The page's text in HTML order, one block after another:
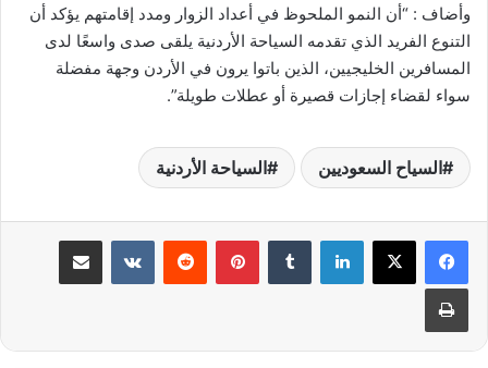
وأضاف : “أن النمو الملحوظ في أعداد الزوار ومدد إقامتهم يؤكد أن
التنوع الفريد الذي تقدمه السياحة الأردنية يلقى صدى واسعًا لدى
المسافرين الخليجيين، الذين باتوا يرون في الأردن وجهة مفضلة
سواء لقضاء إجازات قصيرة أو عطلات طويلة”.
السياح السعوديين السياحة الأردنية
لينكدإن بينتيريست مشاركة عبر البريد
طباعة